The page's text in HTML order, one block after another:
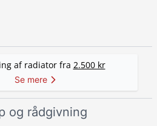
af radiator fra 2.500 kr
Se mere
og rådgivning